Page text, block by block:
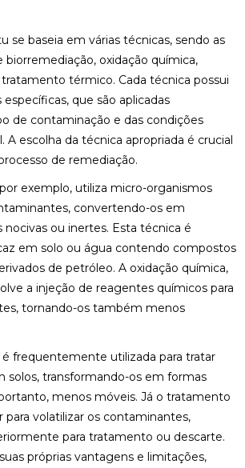
se baseia em várias técnicas, sendo as
biorremediação, oxidação química,
térmico. Cada técnica possui
específicas, que são aplicadas
de contaminação e das condições
A escolha da técnica apropriada é crucial
de remediação.
exemplo, utiliza micro-organismos
convertendo-os em
nocivas ou inertes. Esta técnica é
em solo ou água contendo compostos
de petróleo. A oxidação química,
a injeção de reagentes químicos para
tornando-os também menos
frequentemente utilizada para tratar
solos, transformando-os em formas
menos móveis. Já o tratamento
para volatilizar os contaminantes,
para tratamento ou descarte.
próprias vantagens e limitações,